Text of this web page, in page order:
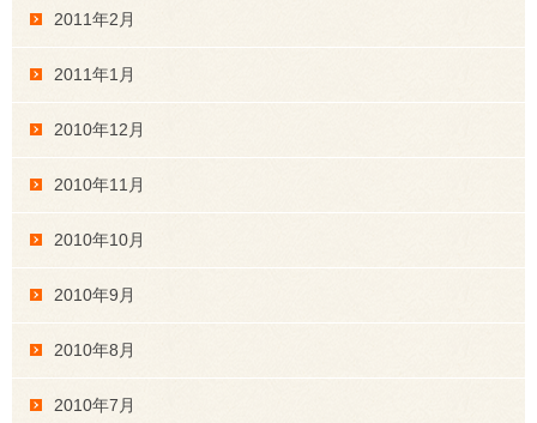
2011年2月
2011年1月
2010年12月
2010年11月
2010年10月
2010年9月
2010年8月
2010年7月